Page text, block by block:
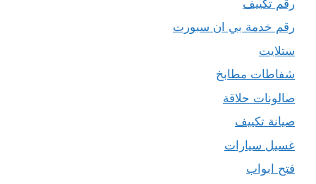
رقم تكييف
رقم خدمة بي ان سبورت
ستلايت
شفاطات مطابخ
صالونات حلاقة
صيانة تكييف
غسيل سيارات
فتح ابواب